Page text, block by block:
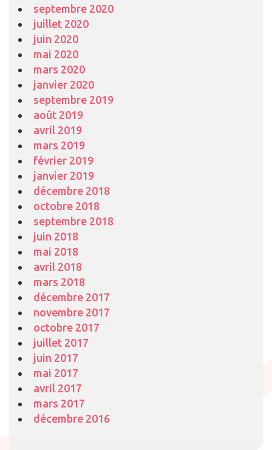
septembre 2020
juillet 2020
juin 2020
mai 2020
mars 2020
janvier 2020
septembre 2019
août 2019
avril 2019
mars 2019
février 2019
janvier 2019
décembre 2018
octobre 2018
septembre 2018
juin 2018
mai 2018
avril 2018
mars 2018
décembre 2017
novembre 2017
octobre 2017
juillet 2017
juin 2017
mai 2017
avril 2017
mars 2017
décembre 2016